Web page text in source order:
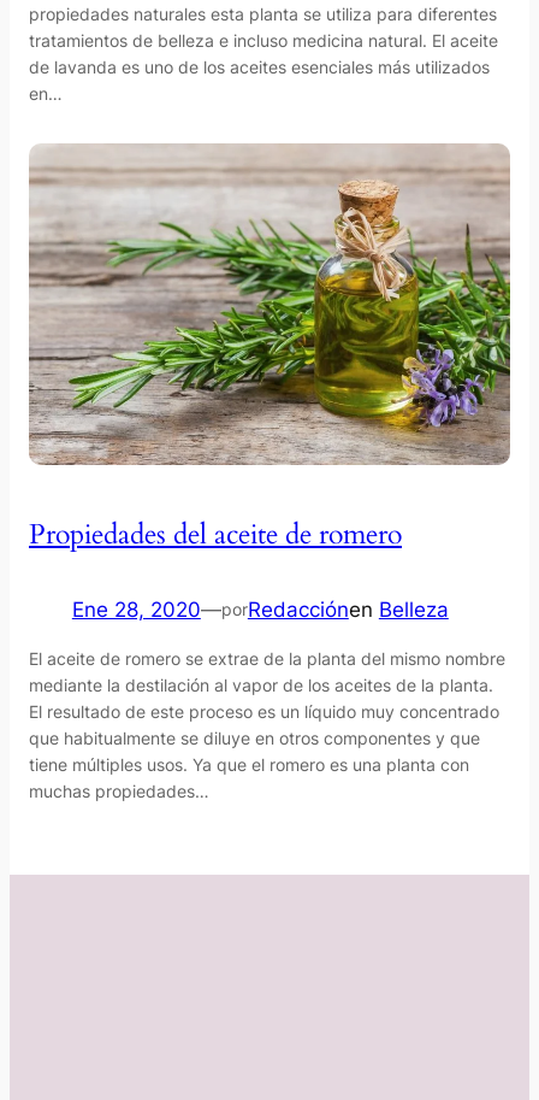
propiedades naturales esta planta se utiliza para diferentes
tratamientos de belleza e incluso medicina natural. El aceite
de lavanda es uno de los aceites esenciales más utilizados
en…
Propiedades del aceite de romero
Ene 28, 2020—porRedacciónen Belleza
El aceite de romero se extrae de la planta del mismo nombre
mediante la destilación al vapor de los aceites de la planta.
El resultado de este proceso es un líquido muy concentrado
que habitualmente se diluye en otros componentes y que
tiene múltiples usos. Ya que el romero es una planta con
muchas propiedades…